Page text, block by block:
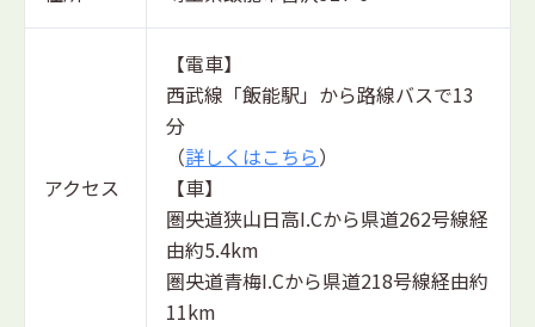
アクセス
【電車】
西武線「飯能駅」から路線バスで13
分
（詳しくはこちら）
【車】
圏央道狭山日高I.Cから県道262号線経
由約5.4km
圏央道青梅I.Cから県道218号線経由約
11km